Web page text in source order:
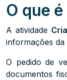
O que é
A atividade
informações da
O pedido de
documentos